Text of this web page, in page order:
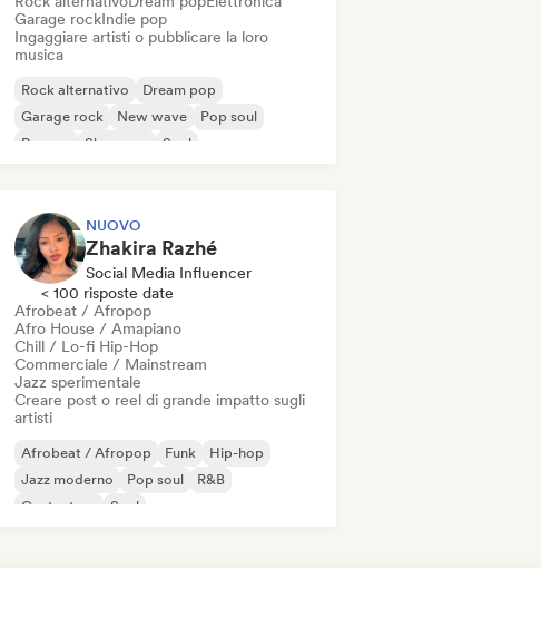
Garage rockIndie pop
Ingaggiare artisti o pubblicare la loro
musica
Rock alternativo
Dream pop
Garage rock
New wave
Pop soul
Reggae
Shoegaze Soul
NUOVO
Zhakira Razhé
Social Media Influencer
< 100 risposte date
Afrobeat / Afropop
Afro House / Amapiano
Chill / Lo-fi Hip-Hop
Commerciale / Mainstream
Jazz sperimentale
Creare post o reel di grande impatto sugli
artisti
Afrobeat / Afropop Funk
Hip-hop
Jazz moderno
Pop soul
R&B
Cantautore
Soul